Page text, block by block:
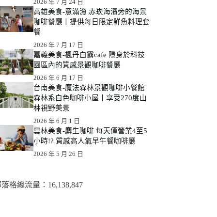
2026 年 7 月 24 日
高雄美食-意滿漁 赤崁海濱旁的海景
咖啡餐廳丨提供每日限定鮮魚料理套
餐
2026 年 7 月 17 日
嘉義美食-楓丹白露cafe 隱身於科技
園區內的質感景觀咖啡餐廳
2026 年 6 月 17 日
台南美食-魔法森林景觀咖啡小餐館
森林系白色咖啡小屋丨享受270度山
林視野美景
2026 年 6 月 1 日
雲林美食-麋生咖啡 每天僅營業4至5
小時!? 質感高人氣早午餐咖啡廳
2026 年 5 月 26 日
格總流量：​16,138,847